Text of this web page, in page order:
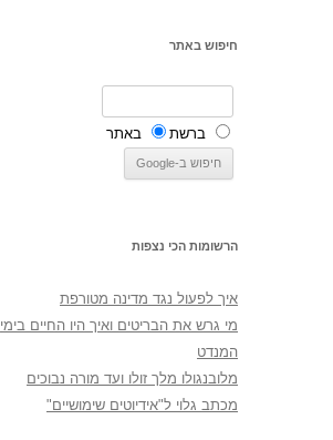
חיפוש באתר
ברשת באתר
הרשומות הכי נצפות
איך לפעול נגד מדינה מטורפת
מי גרש את הבריטים ואיך היו החיים בימי
המנדט
מלובנגולו מלך זולו ועד מורה נבוכים
מכתב גלוי ל"אידיוטים שימושיים"